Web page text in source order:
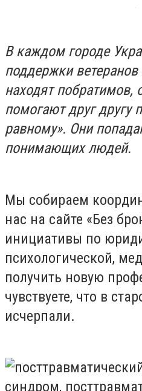
В каждом городе
поддержки
находят побратимов,
помогают друг другу
равному». Они
понимающих людей.
Мы собираем
нас на сайте «Без
инициативы по
психологической,
получить новую
чувствуете, что в
исчерпали.